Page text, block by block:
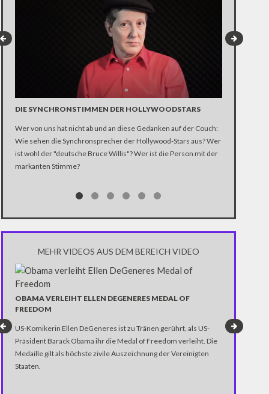
DIE SYNCHRONSTIMMEN DER HOLLYWOODSTARS
Wer von uns hat nicht ab und an diese Gedanken auf der Couch:
Wie sehen die Synchronsprecher der Hollywood-Stars aus? Wer
ist wohl der "deutsche Bruce Willis"? Wer ist die Person mit der
markanten Stimme?
MEHR VIDEOS AUS DEM BEREICH VIDEO
OBAMA VERLEIHT ELLEN DEGENERES MEDAL OF
FREEDOM
US-Komikerin Ellen DeGeneres ist zu Tränen gerührt, als US-
Präsident Barack Obama ihr die Medal of Freedom verleiht. Die
Medaille gilt als höchste zivile Auszeichnung der Vereinigten
Staaten.